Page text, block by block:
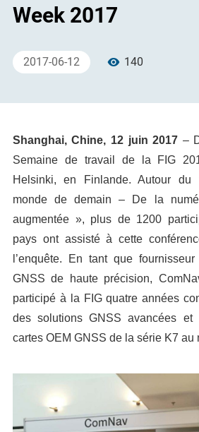
Week 2017
2017-06-12 140
Shanghai, Chine, 12 juin 2017 –
Semaine de travail de la FIG
Helsinki, en Finlande. Autour
monde de demain – De la
augmentée », plus de 1200
pays ont assisté à cette
l’enquête. En tant que
GNSS de haute précision,
participé à la FIG quatre années
des solutions GNSS avancées et
cartes OEM GNSS de la série K7 au